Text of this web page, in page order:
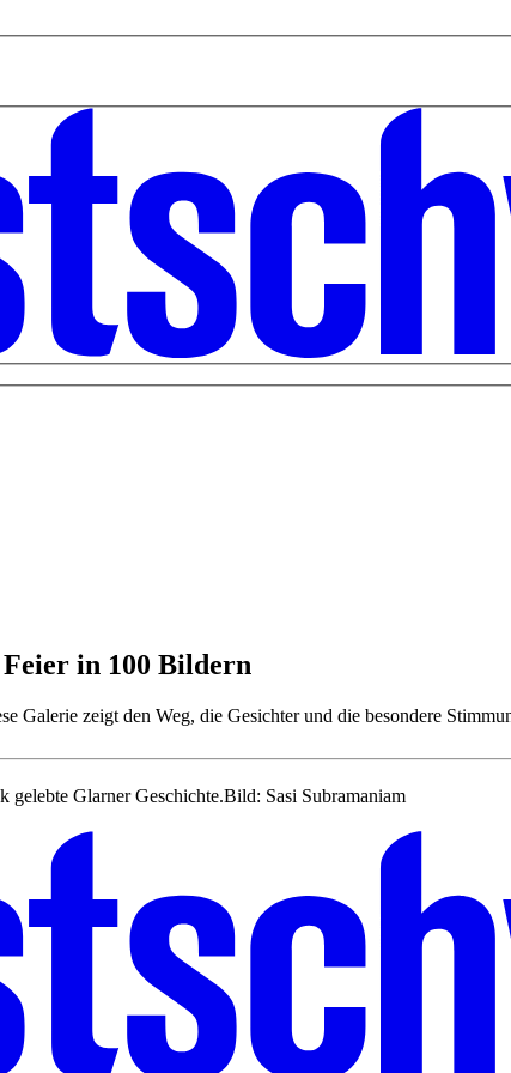
in 100 Bildern
zeigt den Weg, die Gesichter und die besondere
gelebte Glarner Geschichte.Bild: Sasi Subramaniam